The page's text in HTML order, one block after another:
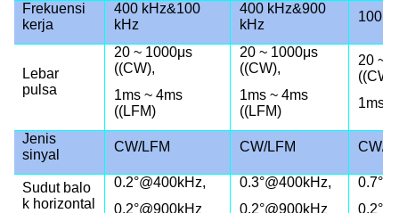
Frekuensi
kerja
400 kHz&100
kHz
400 kHz&900
kHz
Lebar
pulsa
20 ~ 1000μs
((CW),
1ms ~ 4ms
((LFM)
20 ~ 1000μs
((CW),
1ms ~ 4ms
((LFM)
20 ~
((CW),
1ms
Jenis
sinyal
CW/LFM CW/LFM CW/
Sudut balo
k horizontal
0.2°@400kHz,
0.2°@900kHz
0.3°@400kHz,
0.2°@900kHz